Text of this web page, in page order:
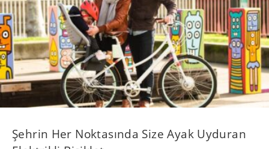
Şehrin Her Noktasında Size Ayak Uyduran